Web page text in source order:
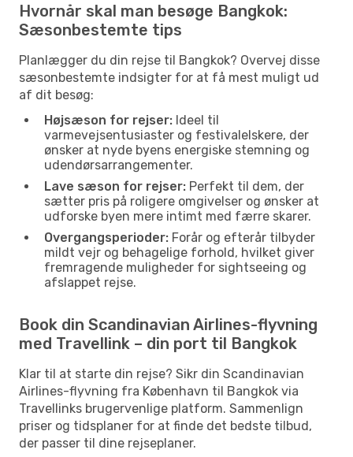
Hvornår skal man besøge Bangkok:
Sæsonbestemte tips
Planlægger du din rejse til Bangkok? Overvej disse
sæsonbestemte indsigter for at få mest muligt ud
af dit besøg:
Højsæson for rejser: Ideel til
varmevejsentusiaster og festivalelskere, der
ønsker at nyde byens energiske stemning og
udendørsarrangementer.
Lave sæson for rejser: Perfekt til dem, der
sætter pris på roligere omgivelser og ønsker at
udforske byen mere intimt med færre skarer.
Overgangsperioder: Forår og efterår tilbyder
mildt vejr og behagelige forhold, hvilket giver
fremragende muligheder for sightseeing og
afslappet rejse.
Book din Scandinavian Airlines-flyvning
med Travellink – din port til Bangkok
Klar til at starte din rejse? Sikr din Scandinavian
Airlines-flyvning fra København til Bangkok via
Travellinks brugervenlige platform. Sammenlign
priser og tidsplaner for at finde det bedste tilbud,
der passer til dine rejseplaner.